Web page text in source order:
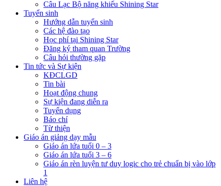
Câu Lạc Bộ năng khiếu Shining Star
Tuyển sinh
Hướng dẫn tuyển sinh
Các hệ đào tạo
Học phí tại Shining Star
Đăng ký tham quan Trường
Câu hỏi thường gặp
Tin tức và Sự kiện
KĐCLGD
Tin bài
Hoạt động chung
Sự kiện đang diễn ra
Tuyển dụng
Báo chí
Từ thiện
Giáo án giảng dạy mẫu
Giáo án lứa tuổi 0 – 3
Giáo án lứa tuổi 3 – 6
Giáo án rèn luyện tư duy logic cho trẻ chuẩn bị vào lớp
1
Liên hệ